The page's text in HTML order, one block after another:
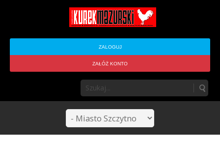
ZALOGUJ
ZAŁÓŻ KONTO